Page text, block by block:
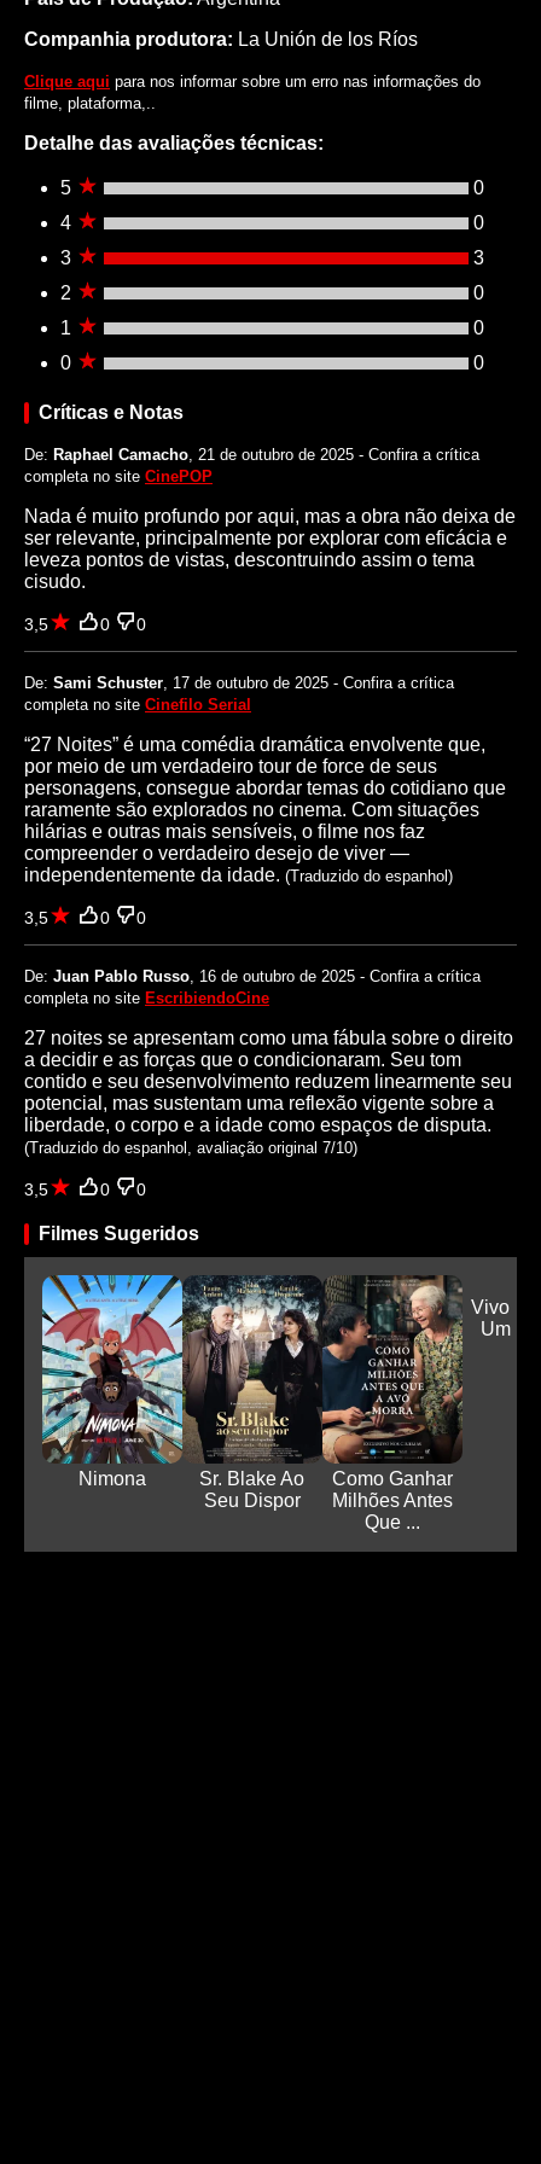
Companhia produtora: La Unión de los Ríos
Clique aqui para nos informar sobre um erro nas informações do
filme, plataforma,..
Detalhe das avaliações técnicas:
5
0
4
0
3
3
2
0
1
0
0
0
Críticas e Notas
De: Raphael Camacho , 21 de outubro de 2025 - Confira a crítica
completa no site CinePOP
Nada é muito profundo por aqui, mas a obra não deixa de
ser relevante, principalmente por explorar com eficácia e
leveza pontos de vistas, descontruindo assim o tema
cisudo.
3,5 0 0
De: Sami Schuster , 17 de outubro de 2025 - Confira a crítica
completa no site Cinefilo Serial
“27 Noites” é uma comédia dramática envolvente que,
por meio de um verdadeiro tour de force de seus
personagens, consegue abordar temas do cotidiano que
raramente são explorados no cinema. Com situações
hilárias e outras mais sensíveis, o filme nos faz
compreender o verdadeiro desejo de viver —
independentemente da idade. (Traduzido do espanhol)
3,5 0 0
De: Juan Pablo Russo , 16 de outubro de 2025 - Confira a crítica
completa no site EscribiendoCine
27 noites se apresentam como uma fábula sobre o direito
a decidir e as forças que o condicionaram. Seu tom
contido e seu desenvolvimento reduzem linearmente seu
potencial, mas sustentam uma reflexão vigente sobre a
liberdade, o corpo e a idade como espaços de disputa.
(Traduzido do espanhol, avaliação original 7/10)
3,5 0 0
Filmes Sugeridos
Nimona
Sr. Blake Ao
Seu Dispor
Como Ganhar
Milhões Antes
Que ...
Vivo ou
Um